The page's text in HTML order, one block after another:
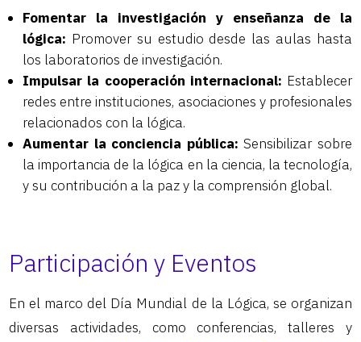
Fomentar la investigación y enseñanza de la
lógica: Promover su estudio desde las aulas hasta
los laboratorios de investigación.
Impulsar la cooperación internacional: Establecer
redes entre instituciones, asociaciones y profesionales
relacionados con la lógica.
Aumentar la conciencia pública: Sensibilizar sobre
la importancia de la lógica en la ciencia, la tecnología,
y su contribución a la paz y la comprensión global.
Participación y Eventos
En el marco del Día Mundial de la Lógica, se organizan
diversas actividades, como conferencias, talleres y